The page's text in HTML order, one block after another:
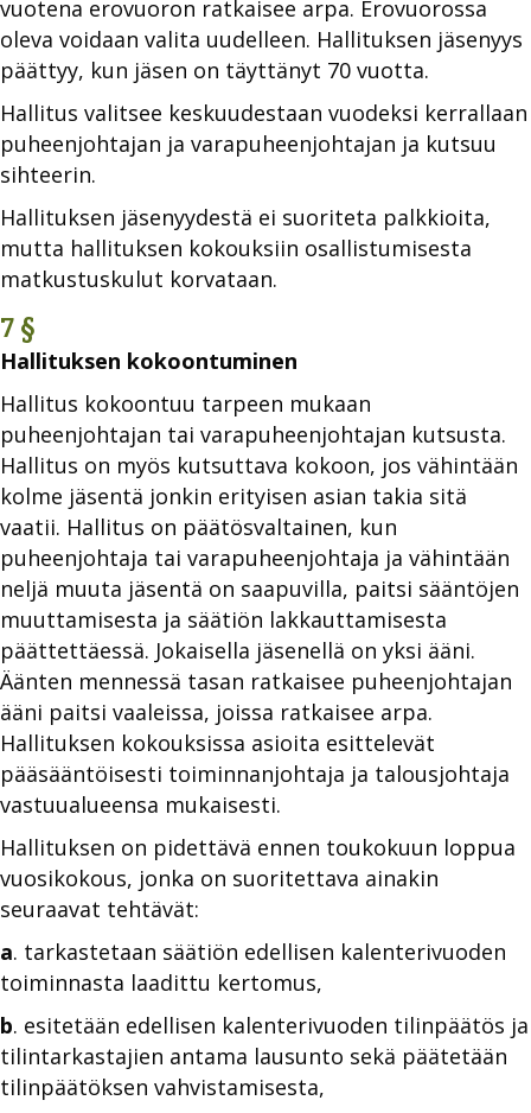
vuotena erovuoron ratkaisee arpa. Erovuorossa
oleva voidaan valita uudelleen. Hallituksen jäsenyys
päättyy, kun jäsen on täyttänyt 70 vuotta.
Hallitus valitsee keskuudestaan vuodeksi kerrallaan
puheenjohtajan ja varapuheenjohtajan ja kutsuu
sihteerin.
Hallituksen jäsenyydestä ei suoriteta palkkioita,
mutta hallituksen kokouksiin osallistumisesta
matkustuskulut korvataan.
7 §
Hallituksen kokoontuminen
Hallitus kokoontuu tarpeen mukaan
puheenjohtajan tai varapuheenjohtajan kutsusta.
Hallitus on myös kutsuttava kokoon, jos vähintään
kolme jäsentä jonkin erityisen asian takia sitä
vaatii. Hallitus on päätösvaltainen, kun
puheenjohtaja tai varapuheenjohtaja ja vähintään
neljä muuta jäsentä on saapuvilla, paitsi sääntöjen
muuttamisesta ja säätiön lakkauttamisesta
päättettäessä. Jokaisella jäsenellä on yksi ääni.
Äänten mennessä tasan ratkaisee puheenjohtajan
ääni paitsi vaaleissa, joissa ratkaisee arpa.
Hallituksen kokouksissa asioita esittelevät
pääsääntöisesti toiminnanjohtaja ja talousjohtaja
vastuualueensa mukaisesti.
Hallituksen on pidettävä ennen toukokuun loppua
vuosikokous, jonka on suoritettava ainakin
seuraavat tehtävät:
a. tarkastetaan säätiön edellisen kalenterivuoden
toiminnasta laadittu kertomus,
b. esitetään edellisen kalenterivuoden tilinpäätös ja
tilintarkastajien antama lausunto sekä päätetään
tilinpäätöksen vahvistamisesta,